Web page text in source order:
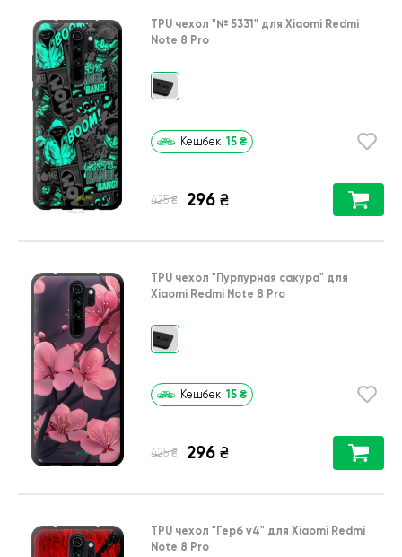
TPU чехол "№ 5331" для Xiaomi Redmi
Note 8 Pro
Кешбек 15 ₴
425 ₴ 296 ₴
TPU чехол "Пурпурная сакура" для
Xiaomi Redmi Note 8 Pro
Кешбек 15 ₴
425 ₴ 296 ₴
TPU чехол "Герб v4" для Xiaomi Redmi
Note 8 Pro